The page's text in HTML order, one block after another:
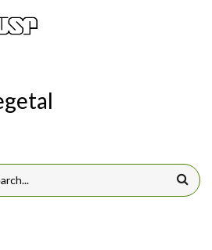
DE BUSCA